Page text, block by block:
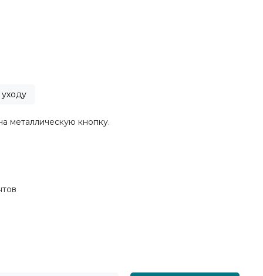
металлическую кнопку.